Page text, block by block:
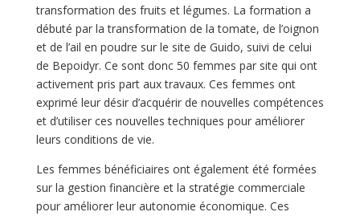
transformation des fruits et légumes. La formation a
débuté par la transformation de la tomate, de l’oignon
et de l’ail en poudre sur le site de Guido, suivi de celui
de Bepoidyr. Ce sont donc 50 femmes par site qui ont
activement pris part aux travaux. Ces femmes ont
exprimé leur désir d’acquérir de nouvelles compétences
et d’utiliser ces nouvelles techniques pour améliorer
leurs conditions de vie.
Les femmes bénéficiaires ont également été formées
sur la gestion financière et la stratégie commerciale
pour améliorer leur autonomie économique. Ces